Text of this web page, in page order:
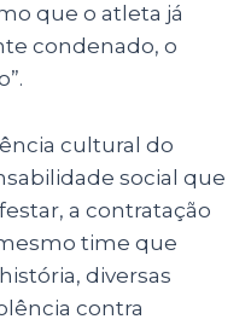
que o atleta já
condenado, o
cultural do
social que
a contratação
time que
diversas
contra